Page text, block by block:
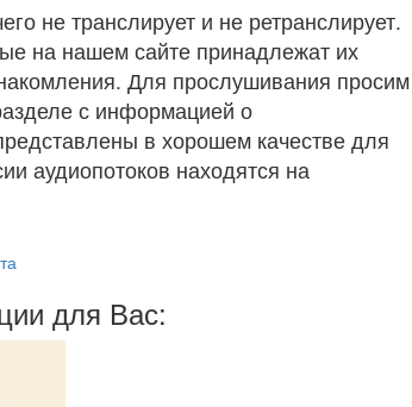
не транслирует и не ретранслирует.
на нашем сайте принадлежат их
Для прослушивания просим
с информацией о
в хорошем качестве для
аудиопотоков находятся на
для Вас: